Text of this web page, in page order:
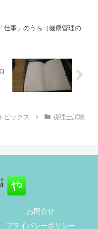
仕事」のうち（健康管理の
ピックス 税理士試験
お問合せ
プライバシーポリシー